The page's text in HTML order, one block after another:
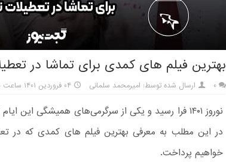
بهترین فیلم های کمدی برای تماشا در
۰ ارسال شده توسط: امیرمحمد سلمانی ۰۴ فروردین ۱۴۰۱ ساعت ۲۰:۴۰
نوروز ۱۴۰۱ فرا رسید و یکی از سرگرمی‌های همیشگی
در این مطلب به معرفی بهترین فیلم های کمدی که در
خواهیم پرداخت.